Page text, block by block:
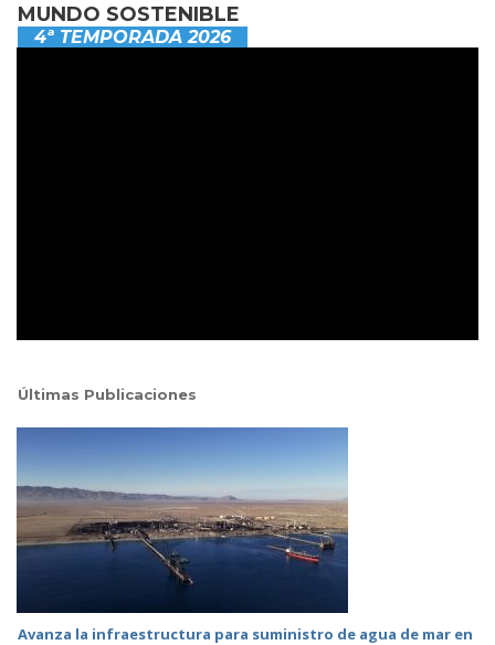
MUNDO SOSTENIBLE
4ª TEMPORADA 2026
Últimas Publicaciones
Avanza la infraestructura para suministro de agua de mar en